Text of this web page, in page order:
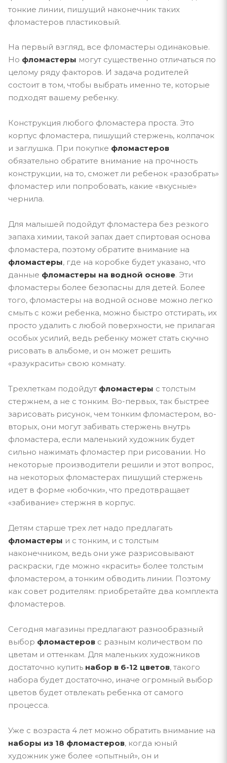
тонкие линии, пишущий наконечник таких
фломастеров пластиковый.
На первый взгляд, все фломастеры одинаковые.
Но фломастеры могут существенно отличаться по
целому ряду факторов. И задача родителей
состоит в том, чтобы выбрать именно те, которые
подходят вашему ребенку.
Конструкция любого фломастера проста. Это
корпус фломастера, пишущий стержень, колпачок
и заглушка. При покупке фломастеров
обязательно обратите внимание на прочность
конструкции, на то, сможет ли ребенок «разобрать»
фломастер или попробовать, какие «вкусные»
чернила.
Для малышей подойдут фломастера без резкого
запаха химии, такой запах дает спиртовая основа
фломастера, поэтому обратите внимание на
фломастеры, где на коробке будет указано, что
данные фломастеры на водной основе. Эти
фломастеры более безопасны для детей. Более
того, фломастеры на водной основе можно легко
смыть с кожи ребенка, можно быстро отстирать, их
просто удалить с любой поверхности, не прилагая
особых усилий, ведь ребенку может стать скучно
рисовать в альбоме, и он может решить
«разукрасить» свою комнату.
Трехлеткам подойдут фломастеры с толстым
стержнем, а не с тонким. Во-первых, так быстрее
зарисовать рисунок, чем тонким фломастером, во-
вторых, они могут забивать стержень внутрь
фломастера, если маленький художник будет
сильно нажимать фломастер при рисовании. Но
некоторые производители решили и этот вопрос,
на некоторых фломастерах пишущий стержень
идет в форме «юбочки», что предотвращает
«забивание» стержня в корпус.
Детям старше трех лет надо предлагать
фломастеры и с тонким, и с толстым
наконечником, ведь они уже разрисовывают
раскраски, где можно «красить» более толстым
фломастером, а тонким обводить линии. Поэтому
как совет родителям: приобретайте два комплекта
фломастеров.
Сегодня магазины предлагают разнообразный
выбор фломастеров с разным количеством по
цветам и оттенкам. Для маленьких художников
достаточно купить набор в 6-12 цветов, такого
набора будет достаточно, иначе огромный выбор
цветов будет отвлекать ребенка от самого
процесса.
Уже с возраста 4 лет можно обратить внимание на
наборы из 18 фломастеров, когда юный
художник уже более «опытный», он и